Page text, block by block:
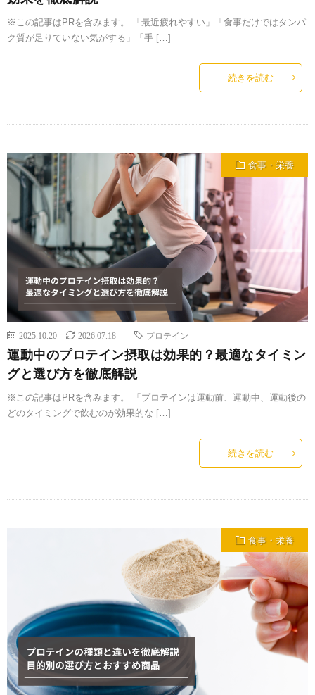
※この記事はPRを含みます。 「最近疲れやすい」「食事だけではタンパ
ク質が足りていない気がする」「手 […]
続きを読む
食事・栄養
2025.10.20 2026.07.18 プロテイン
運動中のプロテイン摂取は効果的？最適なタイミン
グと選び方を徹底解説
※この記事はPRを含みます。 「プロテインは運動前、運動中、運動後の
どのタイミングで飲むのが効果的な […]
続きを読む
食事・栄養